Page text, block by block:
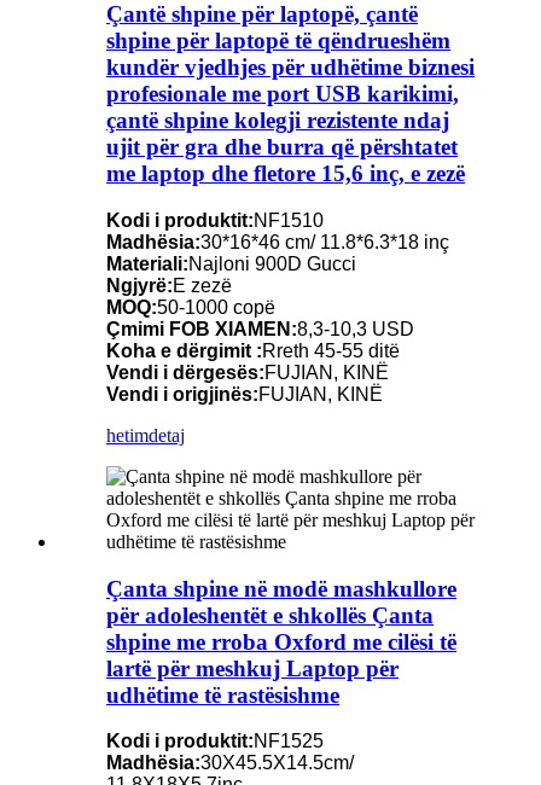
Çantë shpine për laptopë, çantë
shpine për laptopë të qëndrueshëm
kundër vjedhjes për udhëtime biznesi
profesionale me port USB karikimi,
çantë shpine kolegji rezistente ndaj
ujit për gra dhe burra që përshtatet
me laptop dhe fletore 15,6 inç, e zezë
Kodi i produktit:NF1510
Madhësia:30*16*46 cm/ 11.8*6.3*18 inç
Materiali:Najloni 900D Gucci
Ngjyrë:E zezë
MOQ:50-1000 copë
Çmimi FOB XIAMEN:8,3-10,3 USD
Koha e dërgimit :Rreth 45-55 ditë
Vendi i dërgesës:FUJIAN, KINË
Vendi i origjinës:FUJIAN, KINË
hetimdetaj
Çanta shpine në modë mashkullore
për adoleshentët e shkollës Çanta
shpine me rroba Oxford me cilësi të
lartë për meshkuj Laptop për
udhëtime të rastësishme
Kodi i produktit:NF1525
Madhësia:30X45.5X14.5cm/